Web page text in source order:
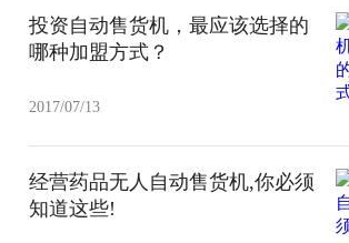
投资自动售货机，最应该选择的
哪种加盟方式？
2017/07/13
经营药品无人自动售货机,你必须
知道这些!